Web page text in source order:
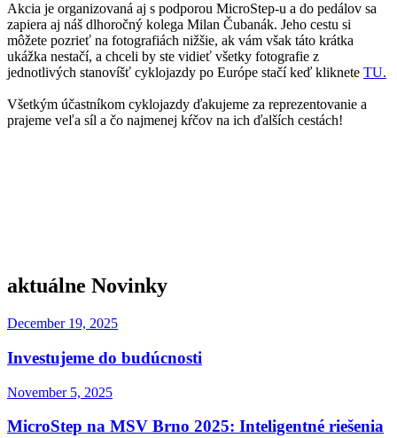
Akcia je organizovaná aj s podporou MicroStep-u a do pedálov sa
zapiera aj náš dlhoročný kolega Milan Čubanák. Jeho cestu si
môžete pozrieť na fotografiách nižšie, ak vám však táto krátka
ukážka nestačí, a chceli by ste vidieť všetky fotografie z
jednotlivých stanovíšť cyklojazdy po Európe stačí keď kliknete TU.
Všetkým účastníkom cyklojazdy ďakujeme za reprezentovanie a
prajeme veľa síl a čo najmenej kŕčov na ich ďalších cestách!
aktuálne Novinky
December 19, 2025
Investujeme do budúcnosti
November 5, 2025
MicroStep na MSV Brno 2025: Inteligentné riešenia